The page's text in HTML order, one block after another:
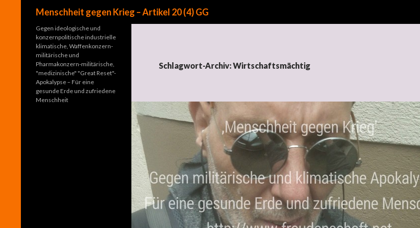
Menschheit gegen Krieg – Artikel 20 (4) GG
Schlagwort-Archiv: Wirtschaftsmächtig
Gegen ideologische und
konzernpolitische industrielle
klimatische, Waffenkonzern-
militärische und
Pharmakonzern-militärische,
"medizinische" "Great Reset"-
Apokalypse – Für eine
gesunde Erde und zufriedene
Menschheit